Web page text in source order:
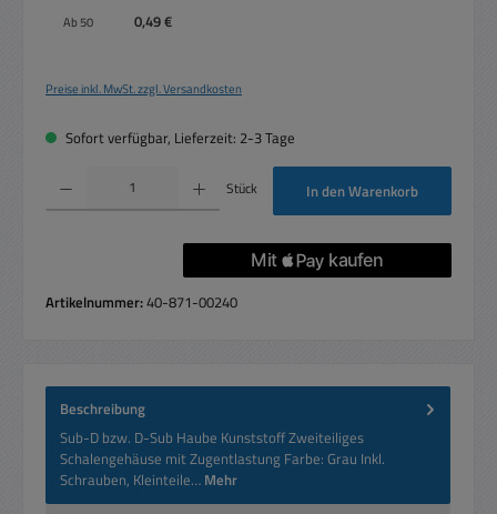
Ab 50 0,49 €
Preise inkl. MwSt. zzgl. Versandkosten
Sofort verfügbar, Lieferzeit: 2-3 Tage
Produkt Anzahl: Gib den gewünschten Wert ein oder benutze die Schaltflächen um
Stück In den Warenkorb
Artikelnummer:40-871-00240
Beschreibung
Sub-D bzw. D-Sub Haube Kunststoff Zweiteiliges
Schalengehäuse mit Zugentlastung Farbe: Grau Inkl.
Schrauben, Kleinteile… Mehr